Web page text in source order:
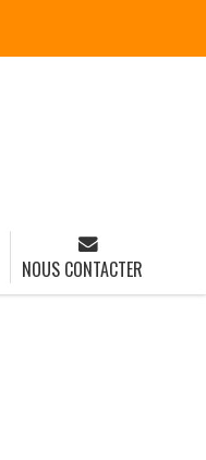
NOUS CONTACTER